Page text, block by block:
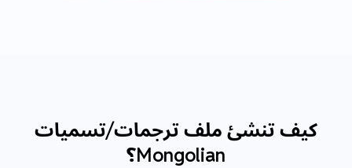
كيف تنشئ ملف ترجمات/تسميات
Mongolian؟